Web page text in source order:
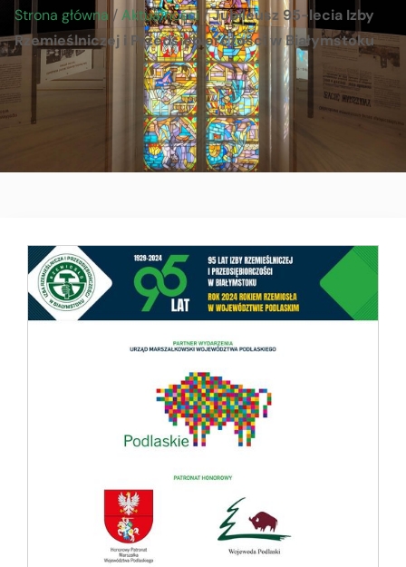
Strona główna /Aktualności /Jubileusz 95-lecia Izby
Rzemieślniczej i Przedsiębiorczości w Białymstoku